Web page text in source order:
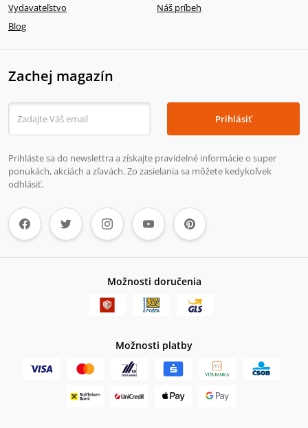
Vydavateľstvo
Náš príbeh
Blog
Zachej magazín
Prihlásiť
Prihláste sa do newslettra a získajte pravidelné informácie o super
ponukách, akciách a zľavách. Zo zasielania sa môžete kedykoľvek
odhlásiť.
Možnosti doručenia
Možnosti platby